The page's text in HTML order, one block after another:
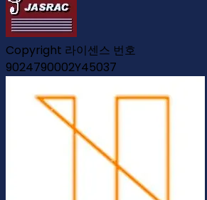
Copyright 라이센스 번호
9024790002Y45037